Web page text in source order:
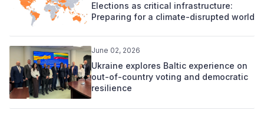
Elections as critical infrastructure:
Preparing for a climate-disrupted world
June 02, 2026
Ukraine explores Baltic experience on
out-of-country voting and democratic
resilience